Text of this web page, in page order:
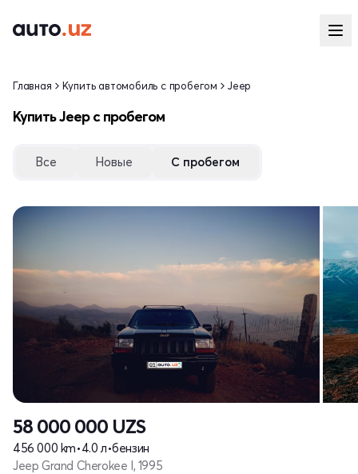
Главная Купить автомобиль с пробегом Jeep
Купить Jeep с пробегом
Все Новые С пробегом
58 000 000 UZS
456 000 km•4.0 л•бензин
Jeep Grand Cherokee I, 1995